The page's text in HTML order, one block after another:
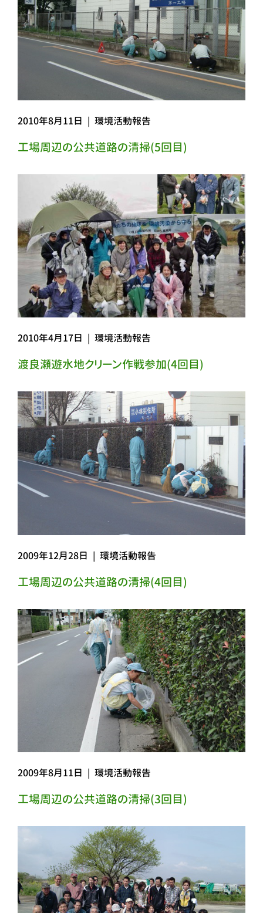
2010年8月11日 | 環境活動報告
工場周辺の公共道路の清掃(5回目)
2010年4月17日 | 環境活動報告
渡良瀬遊水地クリーン作戦参加(4回目)
2009年12月28日 | 環境活動報告
工場周辺の公共道路の清掃(4回目)
2009年8月11日 | 環境活動報告
工場周辺の公共道路の清掃(3回目)